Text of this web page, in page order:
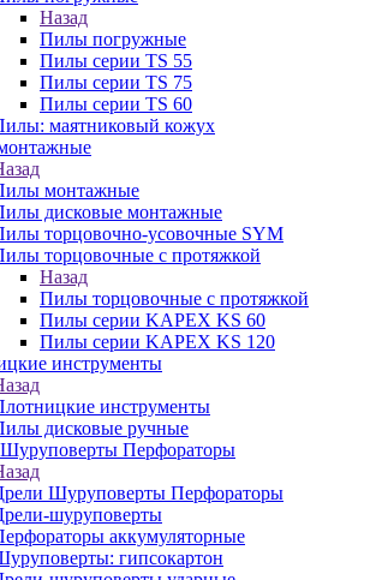
Назад
Пилы погружные
Пилы серии TS 55
Пилы серии TS 75
Пилы серии TS 60
маятниковый кожух
монтажные
дисковые монтажные
торцовочно-усовочные SYM
торцовочные с протяжкой
Назад
Пилы торцовочные с протяжкой
Пилы серии KAPEX KS 60
Пилы серии KAPEX KS 120
инструменты
инструменты
дисковые ручные
Перфораторы
Шуруповерты Перфораторы
шуруповерты
аккумуляторные
гипсокартон